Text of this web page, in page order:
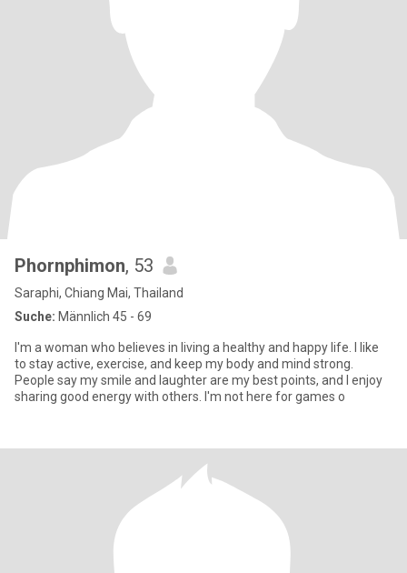
Phornphimon, 53
Saraphi, Chiang Mai, Thailand
Suche: Männlich 45 - 69
I'm a woman who believes in living a healthy and happy life. I like
to stay active, exercise, and keep my body and mind strong.
People say my smile and laughter are my best points, and I enjoy
sharing good energy with others. I'm not here for games o